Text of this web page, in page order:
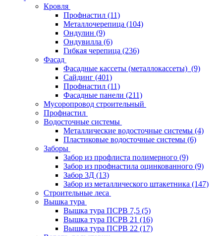
Кровля
Профнастил (11)
Металлочерепица (104)
Ондулин (9)
Ондувилла (6)
Гибкая черепица (236)
Фасад
Фасадные кассеты (металлокассеты) (9)
Сайдинг (401)
Профнастил (11)
Фасадные панели (211)
Мусоропровод строительный
Профнастил
Водосточные системы
Металлические водосточные системы (4)
Пластиковые водосточные системы (6)
Заборы
Забор из профлиста полимерного (9)
Забор из профнастила оцинкованного (9)
Забор 3Д (13)
Забор из металлического штакетника (147)
Строительные леса
Вышка тура
Вышка тура ПСРВ 7,5 (5)
Вышка тура ПСРВ 21 (16)
Вышка тура ПСРВ 22 (17)